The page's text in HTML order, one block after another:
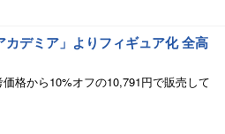
カデミア」よりフィギュア化 全高
格から10%オフの10,791円で販売して